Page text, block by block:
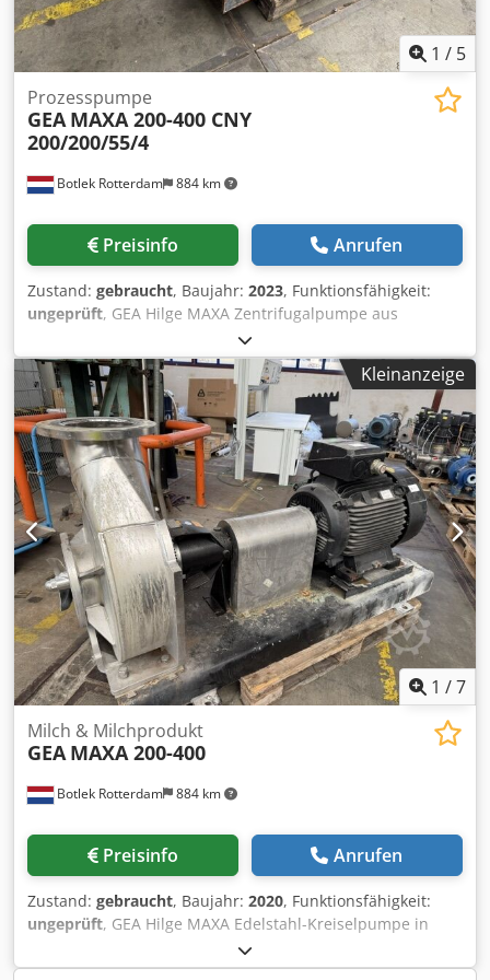
1 / 5
Botlek Rotterdam 884 km
Prozesspumpe
GEA MAXA 200-400 CNY
200/200/55/4
Preisinfo Anrufen
Zustand: gebraucht, Baujahr: 2023, Funktionsfähigkeit:
ungeprüft, GEA Hilge MAXA Zentrifugalpumpe aus
Edelstahl für industrielle Anwendungen in
ausgezeichnetem Zustand. Spezifikationen: Hersteller: GEA
Hilge Typ: MAXA 200-400 CNY 200/200/55/4 Baujahr:
05/2023 Förderleistung: 280 m³/h Förderhöhe: 20 m
Motorleistung: 55 kW Siemens IE3 Elektromotor Drehzahl:
1.450 U/min Pumpengehäuse aus Edelstahl Komplette,
steckfertige Einheit mit Motor, Kupplung und
Grundrahmen Crsdpfxezrm I Nj Aqvsf Geeignet für die
Lebensmittel-, Getränke-, Molkere-, Pharma- und
Chemieindustrie Die Pumpe wird wie besehen und wo sie
steht verkauft, ohne jegliche Gewährleistung. Lieferung:
EXW Rotterdam, Niederlande, verladen auf Ihren LKW.
Eine Besichtigung ist nach Vereinbarung möglich.
Kleinanzeige
1 /7
Botlek Rotterdam 884 km
Milch & Milchprodukt
GEA MAXA 200-400
Preisinfo Anrufen
Zustand: gebraucht, Baujahr: 2020, Funktionsfähigkeit:
ungeprüft, GEA Hilge MAXA Edelstahl-Kreiselpumpe in
ausgezeichnetem, gebrauchten Zustand. Spezifikationen:
Hersteller: GEA Hilge Typ: MAXA 200-400 CNY 200/200/55/4